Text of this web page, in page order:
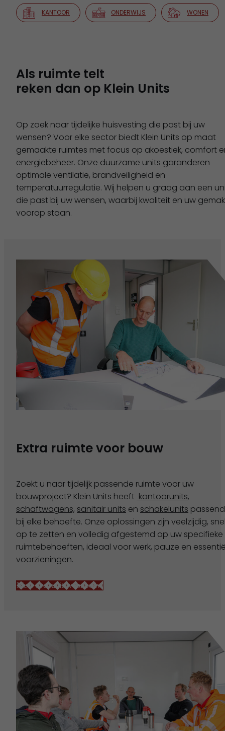
KANTOOR ONDERWIJS WONEN
Als ruimte telt
reken dan op Klein Units
Op zoek naar tijdelijke huisvesting die past bij uw
wensen? Voor elke sector biedt Klein Units op maat
gemaakte ruimtes met focus op akoestiek, comfort
energiebeheer. Onze duurzame units garanderen
optimale ventilatie, brandveiligheid en
temperatuurregulatie. Wij helpen u graag aan een
die past bij uw wensen, waarbij kwaliteit en uw gemak
voorop staan.
Extra ruimte voor bouw
Zoekt u naar tijdelijk passende ruimte voor uw
bouwproject? Klein Units heeft kantoorunits,
schaftwagens, sanitair units en schakelunits passend
bij elke behoefte. Onze oplossingen zijn veelzijdig,
op te zetten en volledig afgestemd op uw specifieke
ruimtebehoeften, ideaal voor werk, pauze en
voorzieningen.
Meer over units voor bouw